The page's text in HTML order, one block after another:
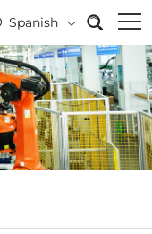
Spanish